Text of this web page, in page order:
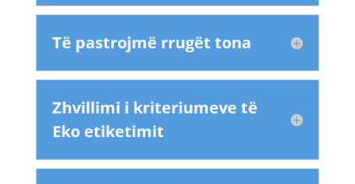
Të pastrojmë rrugët tona
Zhvillimi i kriteriumeve të
Eko etiketimit